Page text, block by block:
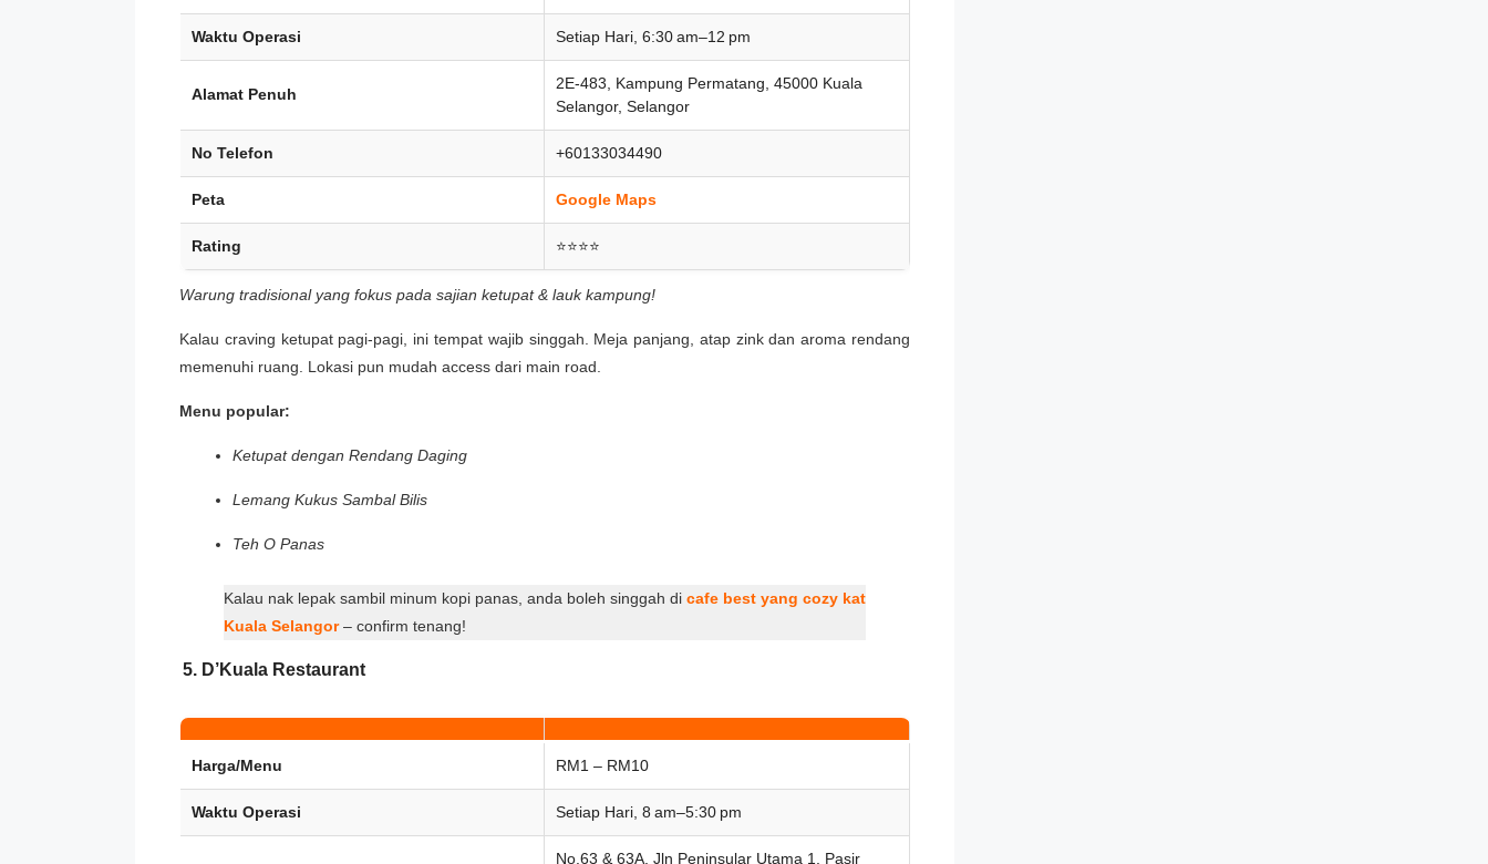
Waktu Operasi Setiap Hari, 6:30 am–12 pm
Alamat Penuh
2E-483, Kampung Permatang, 45000 Kuala
Selangor, Selangor
No Telefon +60133034490
Peta Google Maps
Rating ⭐⭐⭐⭐
Warung tradisional yang fokus pada sajian ketupat & lauk kampung!
Kalau craving ketupat pagi-pagi, ini tempat wajib singgah. Meja panjang, atap zink dan aroma rendang
memenuhi ruang. Lokasi pun mudah access dari main road.
Menu popular:
Ketupat dengan Rendang Daging
Lemang Kukus Sambal Bilis
Teh O Panas
Kalau nak lepak sambil minum kopi panas, anda boleh singgah di cafe best yang cozy kat
Kuala Selangor– confirm tenang!
5. D’Kuala Restaurant
Harga/Menu RM1 – RM10
Waktu Operasi Setiap Hari, 8 am–5:30 pm
No.63 & 63A, Jln Peninsular Utama 1, Pasir